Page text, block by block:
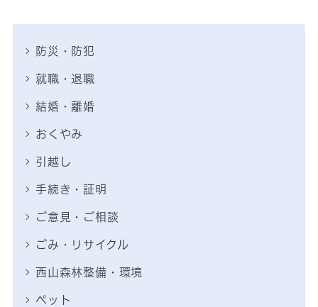
防災・防犯
就職・退職
結婚・離婚
おくやみ
引越し
手続き・証明
ご意見・ご相談
ごみ・リサイクル
西山森林整備・環境
ペット